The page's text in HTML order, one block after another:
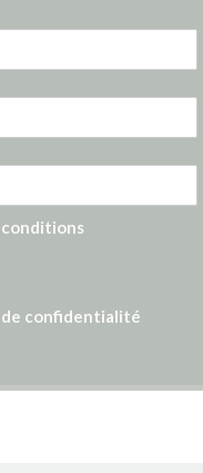
conditions
confidentialité